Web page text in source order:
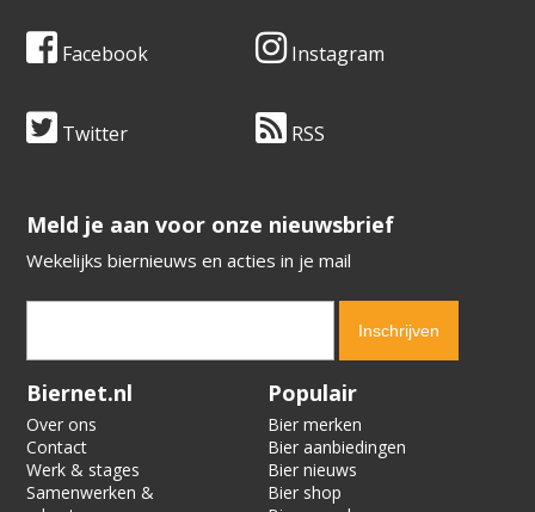
Facebook Instagram
Twitter RSS
​​​​​​​Meld je aan voor onze nieuwsbrief
Wekelijks biernieuws en acties in je mail
Verification code:
Biernet.nl
Over ons
Contact
Werk & stages
Samenwerken &
Populair
Bier merken
Bier aanbiedingen
Bier nieuws
Bier shop